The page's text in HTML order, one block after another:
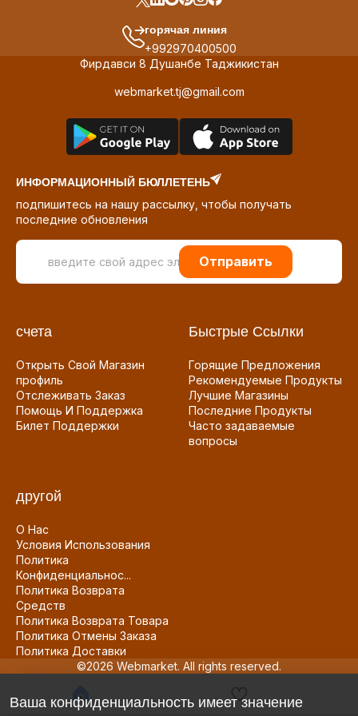
горячая линия
+992970400500
Фирдавси 8 Душанбе Таджикистан
webmarket.tj@gmail.com
ИНФОРМАЦИОННЫЙ БЮЛЛЕТЕНЬ
подпишитесь на нашу рассылку, чтобы получать
последние обновления
Отправить
счета
Открыть Свой Магазин
профиль
Отслеживать Заказ
Помощь И Поддержка
Билет Поддержки
Быстрые Ссылки
Горящие Предложения
Рекомендуемые Продукты
Лучшие Магазины
Последние Продукты
Часто задаваемые
вопросы
другой
О Нас
Условия Использования
Политика
Конфиденциальнос...
Политика Возврата
Средств
Политика Возврата Товара
Политика Отмены Заказа
Политика Доставки
©2026 Webmarket. All rights reserved.
Ваша конфиденциальность имеет значение